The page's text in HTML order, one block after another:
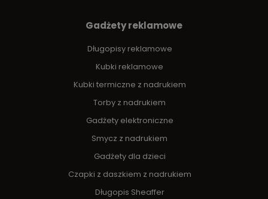
Gadżety reklamowe
Długopisy reklamowe
Kubki reklamowe
Kubki termiczne z nadrukiem
Torby z nadrukiem
Gadżety elektroniczne
Smycz z nadrukiem
Gadżety dla dzieci
Czapki z daszkiem z nadrukiem
Długopis Sheaffer